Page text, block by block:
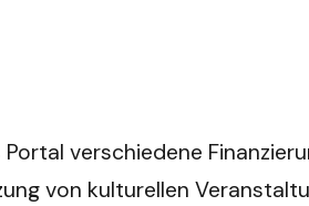
verschiedene
von kulturellen